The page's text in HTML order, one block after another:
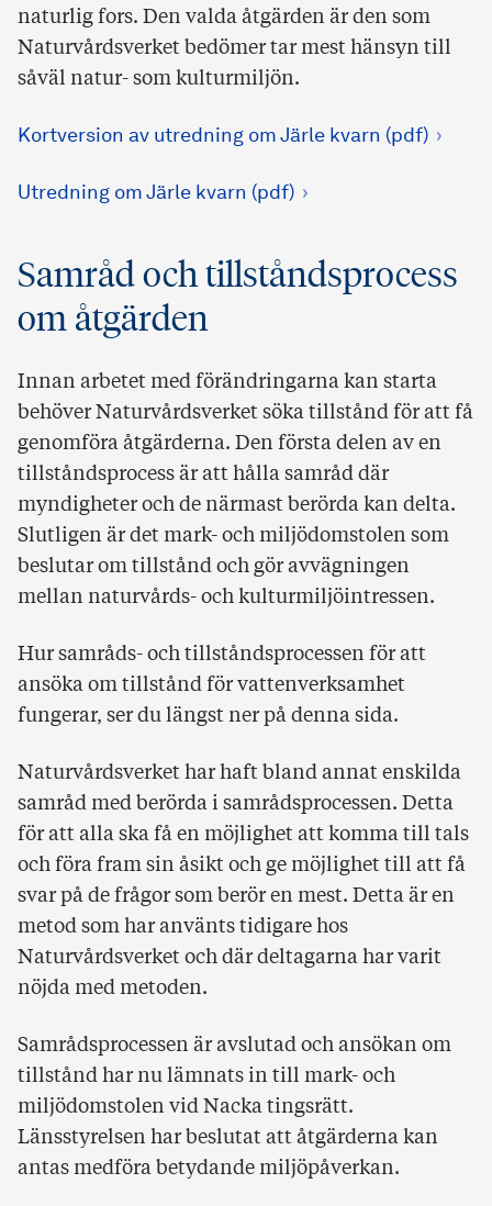
naturlig fors. Den valda åtgärden är den som
Naturvårdsverket bedömer tar mest hänsyn till
såväl natur- som kulturmiljön.
Kortversion av utredning om Järle kvarn (pdf)
Utredning om Järle kvarn (pdf)
Samråd och tillståndsprocess
om åtgärden
Innan arbetet med förändringarna kan starta
behöver Naturvårdsverket söka tillstånd för att få
genomföra åtgärderna. Den första delen av en
tillståndsprocess är att hålla samråd där
myndigheter och de närmast berörda kan delta.
Slutligen är det mark- och miljödomstolen som
beslutar om tillstånd och gör avvägningen
mellan naturvårds- och kulturmiljöintressen.
Hur samråds- och tillståndsprocessen för att
ansöka om tillstånd för vattenverksamhet
fungerar, ser du längst ner på denna sida.
Naturvårdsverket har haft bland annat enskilda
samråd med berörda i samrådsprocessen. Detta
för att alla ska få en möjlighet att komma till tals
och föra fram sin åsikt och ge möjlighet till att få
svar på de frågor som berör en mest. Detta är en
metod som har använts tidigare hos
Naturvårdsverket och där deltagarna har varit
nöjda med metoden.
Samrådsprocessen är avslutad och ansökan om
tillstånd har nu lämnats in till mark- och
miljödomstolen vid Nacka tingsrätt.
Länsstyrelsen har beslutat att åtgärderna kan
antas medföra betydande miljöpåverkan.